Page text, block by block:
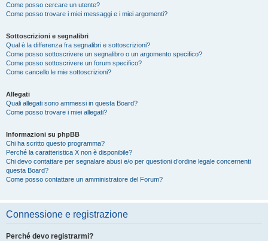
Come posso cercare un utente?
Come posso trovare i miei messaggi e i miei argomenti?
Sottoscrizioni e segnalibri
Qual è la differenza fra segnalibri e sottoscrizioni?
Come posso sottoscrivere un segnalibro o un argomento specifico?
Come posso sottoscrivere un forum specifico?
Come cancello le mie sottoscrizioni?
Allegati
Quali allegati sono ammessi in questa Board?
Come posso trovare i miei allegati?
Informazioni su phpBB
Chi ha scritto questo programma?
Perché la caratteristica X non è disponibile?
Chi devo contattare per segnalare abusi e/o per questioni d’ordine legale concernenti
questa Board?
Come posso contattare un amministratore del Forum?
Connessione e registrazione
Perché devo registrarmi?